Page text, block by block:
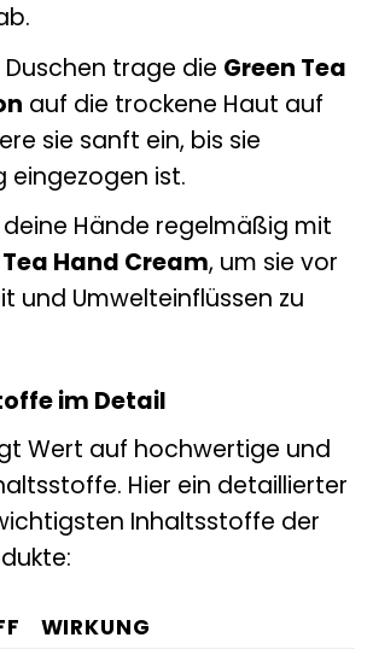
trage die Green Tea
auf die trockene Haut auf
sie sanft ein, bis sie
eingezogen ist.
Hände regelmäßig mit
Hand Cream, um sie vor
und Umwelteinflüssen zu
im Detail
Wert auf hochwertige und
Hier ein detaillierter
Inhaltsstoffe der
WIRKUNG